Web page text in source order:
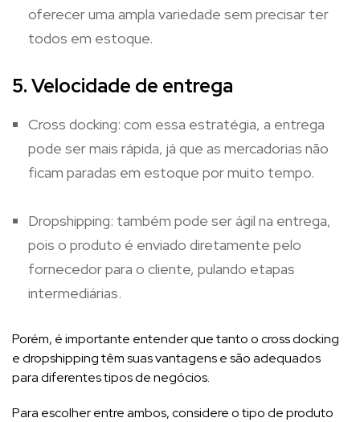
oferecer uma ampla variedade sem precisar ter
todos em estoque.
5. Velocidade de entrega
Cross docking: com essa estratégia, a entrega
pode ser mais rápida, já que as mercadorias não
ficam paradas em estoque por muito tempo.
Dropshipping: também pode ser ágil na entrega,
pois o produto é enviado diretamente pelo
fornecedor para o cliente, pulando etapas
intermediárias.
Porém, é importante entender que tanto o cross docking
e dropshipping têm suas vantagens e são adequados
para diferentes tipos de negócios.
Para escolher entre ambos, considere o tipo de produto